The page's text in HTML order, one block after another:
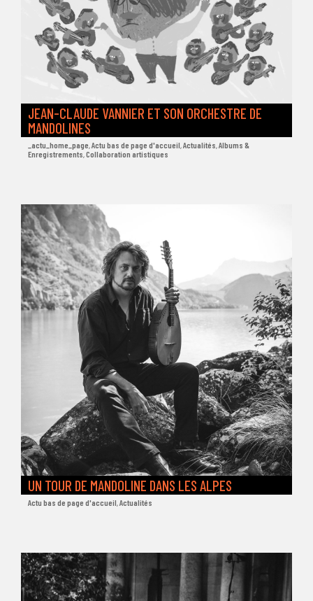
JEAN-CLAUDE VANNIER ET SON ORCHESTRE DE
MANDOLINES
_actu_home_page Actu bas de page d'accueil Actualités Albums &
Enregistrements Collaboration artistiques
UN TOUR DE MANDOLINE DANS LES ALPES
Actu bas de page d'accueil Actualités